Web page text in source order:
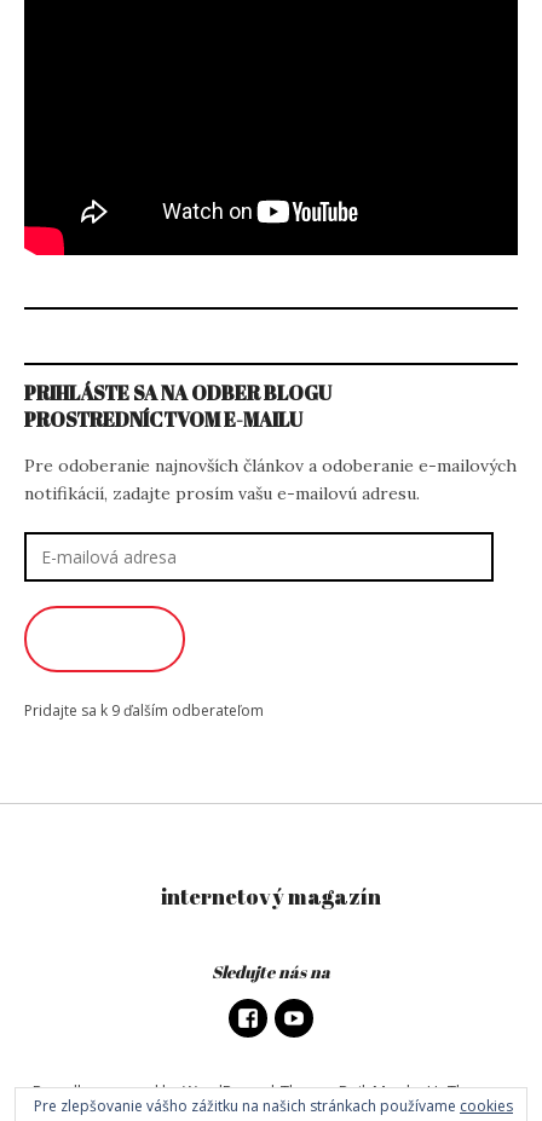
PRIHLÁSTE SA NA ODBER BLOGU
PROSTREDNÍCTVOM E-MAILU
Pre odoberanie najnovších článkov a odoberanie e-mailových
notifikácií, zadajte prosím vašu e-mailovú adresu.
adresa
Pridajte sa k 9 ďalším odberateľom
internetový magazín
Sledujte nás na
Proudly powered by WordPress|Theme: DailyMag byUpThemes.
Pre zlepšovanie vášho zážitku na našich stránkach používame cookies